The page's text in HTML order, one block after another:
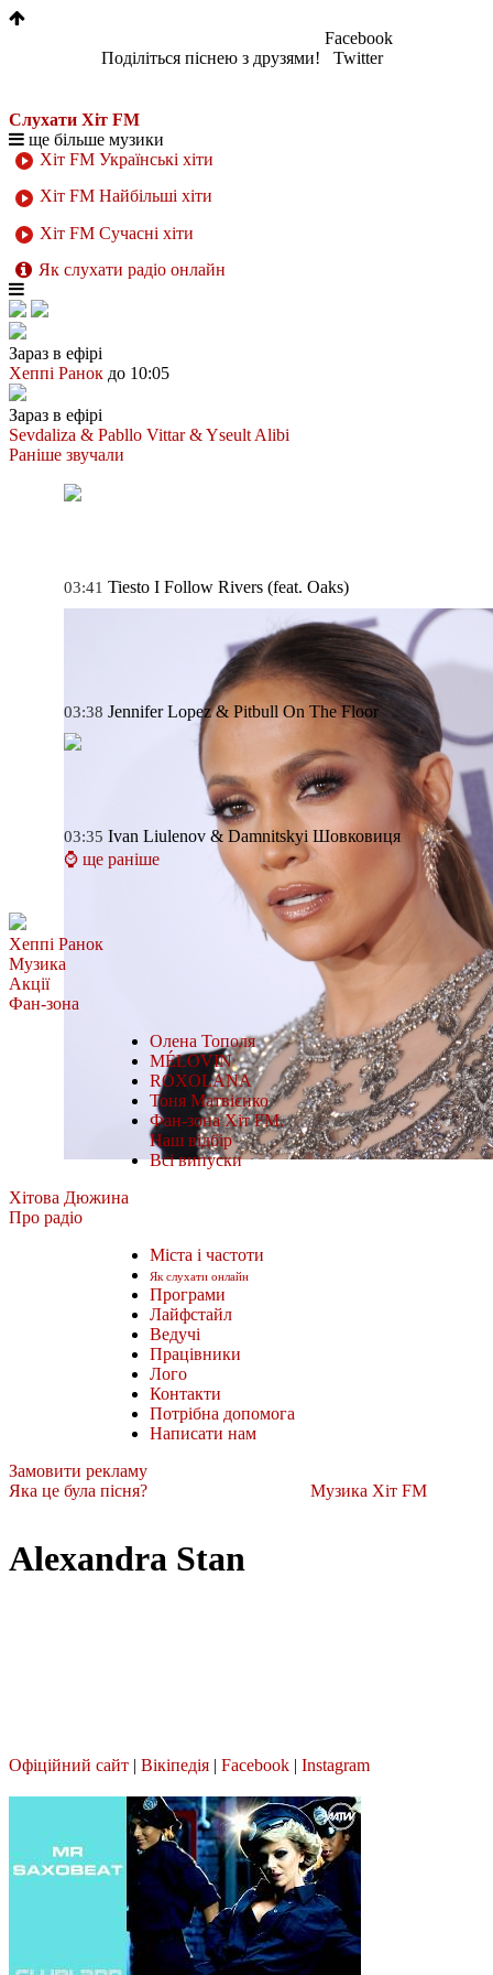
Поділіться піснею з друзями!
Facebook
Twitter
Слухати Хіт FM
ще більше музики
Хіт FM Українські хіти
Хіт FM Найбільші хіти
Хіт FM Сучасні хіти
Як слухати радіо онлайн
Зараз в ефірі
Хеппі Ранок до 10:05
Зараз в ефірі
Sevdaliza & Pabllo Vittar & Yseult Alibi
Раніше звучали
03:41 Tiesto I Follow Rivers (feat. Oaks)
03:38 Jennifer Lopez & Pitbull On The Floor
03:35 Ivan Liulenov & Damnitskyi Шовковиця
⌚ ще раніше
Хеппі Ранок
Музика
Акції
Фан-зона
Олена Тополя
MÉLOVIN
ROXOLANA
Тоня Матвієнко
Фан-зона Хіт FM.
Наш відбір
Всі випуски
Хітова Дюжина
Про радіо
Міста і частоти
Як слухати онлайн
Програми
Лайфстайл
Ведучі
Працівники
Лого
Контакти
Потрібна допомога
Написати нам
Замовити рекламу
Яка це була пісня?
Музика Хіт FM
Alexandra Stan
Офіційний сайт | Вікіпедія | Facebook | Instagram